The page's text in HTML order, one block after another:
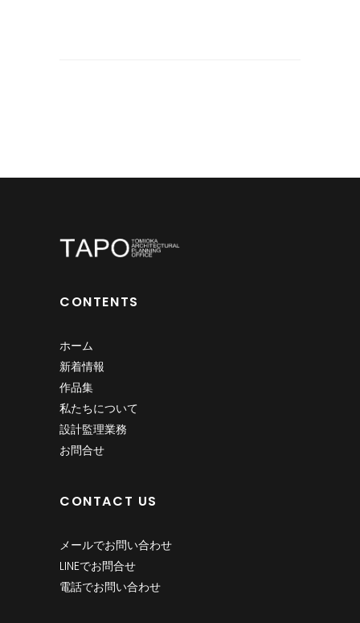
CONTENTS
ホーム
新着情報
作品集
私たちについて
設計監理業務
お問合せ
CONTACT US
メールでお問い合わせ
LINEでお問合せ
電話でお問い合わせ